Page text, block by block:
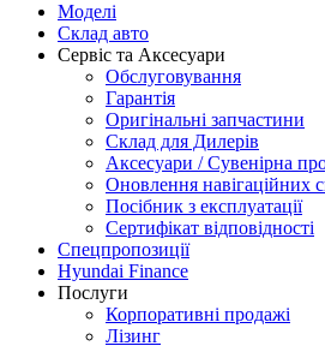
Моделі
Склад авто
Сервіс та Аксесуари
Обслуговування
Гарантія
Оригінальні запчастини
Склад для Дилерів
Аксесуари / Сувенірна
Оновлення навігаційних
Посібник з експлуатації
Сертифікат відповідності
Спецпропозиції
Hyundai Finance
Послуги
Корпоративні продажі
Лізинг